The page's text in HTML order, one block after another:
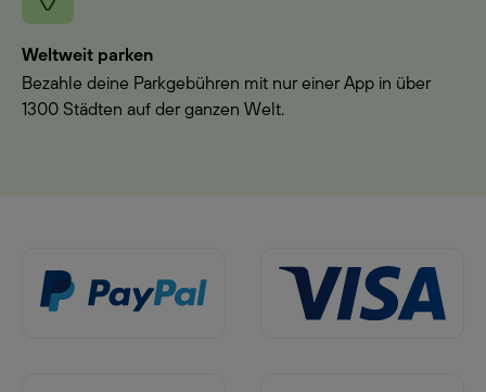
Weltweit parken
Bezahle deine Parkgebühren mit nur einer App in über
1300 Städten auf der ganzen Welt.